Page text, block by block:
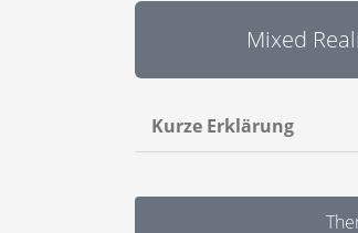
Mixed
Kurze Erklärung